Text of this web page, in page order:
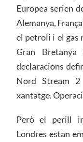
Europea serien
Alemanya,
el petroli i el gas
Gran
declaracions
Nord Stream
xantatge.
Però el perill
Londres estan